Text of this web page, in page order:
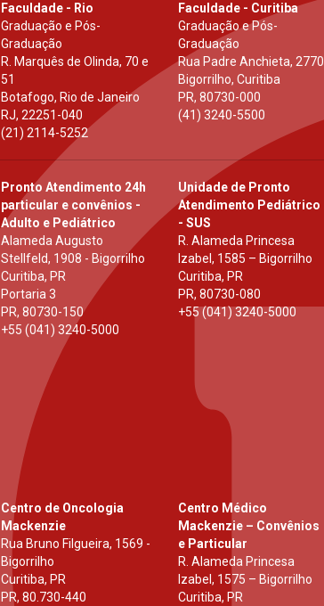
Faculdade - Rio
Graduação e Pós-
Graduação
R. Marquês de Olinda, 70 e
51
Botafogo, Rio de Janeiro
RJ,22251-040
(21) 2114-5252
Faculdade - Curitiba
Graduação e Pós-
Graduação
Rua Padre Anchieta, 2770
Bigorrilho, Curitiba
PR, 80730-000
(41) 3240-5500
Pronto Atendimento 24h
particular e convênios -
Adulto e Pediátrico
Alameda Augusto
Stellfeld, 1908 - Bigorrilho
Curitiba, PR
Portaria 3
PR,80730-150
+55 (041) 3240-5000
Unidade de Pronto
Atendimento Pediátrico
- SUS
R. Alameda Princesa
Izabel, 1585 – Bigorrilho
Curitiba, PR
PR, 80730-080
+55 (041) 3240-5000
Centro de Oncologia
Mackenzie
Rua Bruno Filgueira, 1569 -
Bigorrilho
Curitiba, PR
PR,80.730-440
Centro Médico
Mackenzie – Convênios
e Particular
R. Alameda Princesa
Izabel, 1575 – Bigorrilho
Curitiba, PR